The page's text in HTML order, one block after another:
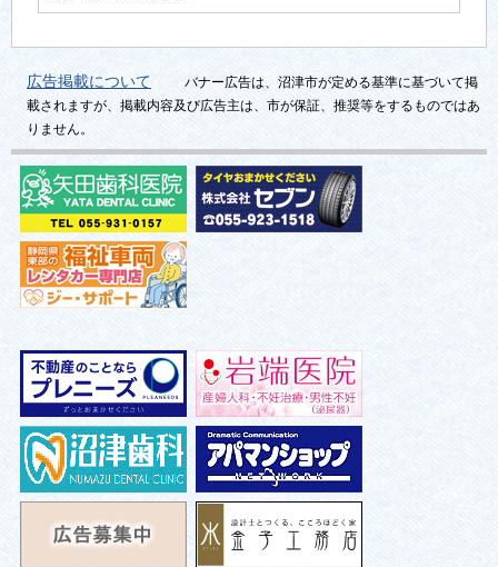
広告掲載について
バナー広告は、沼津市が定める基準に基づいて掲
載されますが、掲載内容及び広告主は、市が保証、推奨等をするものではあ
りません。